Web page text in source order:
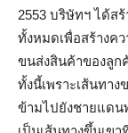
2553 บริษัทฯ ได้ส
ทั้งหมดเพื่อสร้างค
ขนส่งสินค้าของลูก
ทั้งนี้เพราะเส้นทา
ข้ามไปยังชายแด